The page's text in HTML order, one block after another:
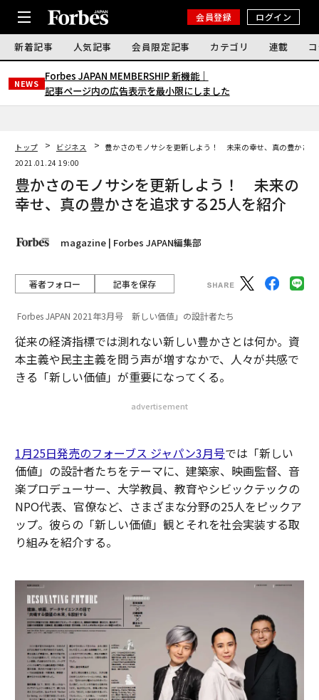
会員登録 ログイン
新着記事 人気記事 会員限定記事 カテゴリ 連載
NEWS
Forbes JAPAN MEMBERSHIP 新機能｜
記事ページ内の広告表示を最小限にしました
トップ ビジネス
豊かさのモノサシを更新しよう！ 未来の幸せ、真の豊かさ
2021.01.24 19:00
豊かさのモノサシを更新しよう！ 未来の
幸せ、真の豊かさを追求する25人を紹介
magazine | Forbes JAPAN編集部
著者フォロー 記事を保存
Forbes JAPAN 2021年3月号 新しい価値」の設計者たち
従来の経済指標では測れない新しい豊かさとは何か。資
本主義や民主主義を問う声が増すなかで、人々が共感で
きる「新しい価値」が重要になってくる。
advertisement
1月25日発売のフォーブス ジャパン3月号では「新しい
価値」の設計者たちをテーマに、建築家、映画監督、音
楽プロデューサー、大学教員、教育やシビックテックの
NPO代表、官僚など、さまざまな分野の25人をピックア
ップ。彼らの「新しい価値」観とそれを社会実装する取
り組みを紹介する。